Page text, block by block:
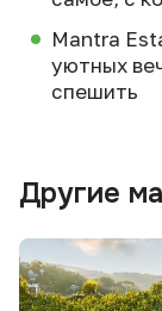
Mantra
уютных
спешить
Другие